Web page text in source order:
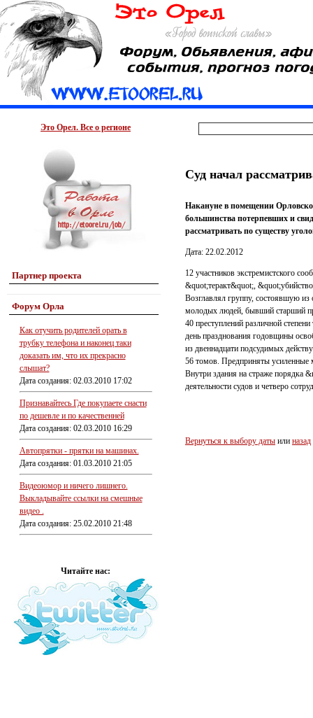
Это Орел. Все о регионе
Партнер проекта
Форум Орла
Как отучить родителей орать в
трубку телефона и наконец таки
доказать им, что их прекрасно
слышат?
Дата создания: 02.03.2010 17:02
Признавайтесь Где покупаете снасти
по дешевле и по качественней
Дата создания: 02.03.2010 16:29
Автопрятки - прятки на машинах.
Дата создания: 01.03.2010 21:05
Видеоюмор и ничего лишнего.
Выкладывайте ссылки на смешные
видео .
Дата создания: 25.02.2010 21:48
Читайте нас:
Суд начал
Накануне в помещении
большинства потерпевших и
рассматривать по существу
Дата: 22.02.2012
12 участников экстремистского
&quot;теракт&quot;,
Возглавлял группу, состоявшую
молодых людей, бывший старший
40 преступлений различной
день празднования годовщины
из двеннадцати подсудимых
56 томов. Предприняты усиленные
Внутри здания на страже порядка
деятельности судов и четверо
Вернуться к выбору даты или назад